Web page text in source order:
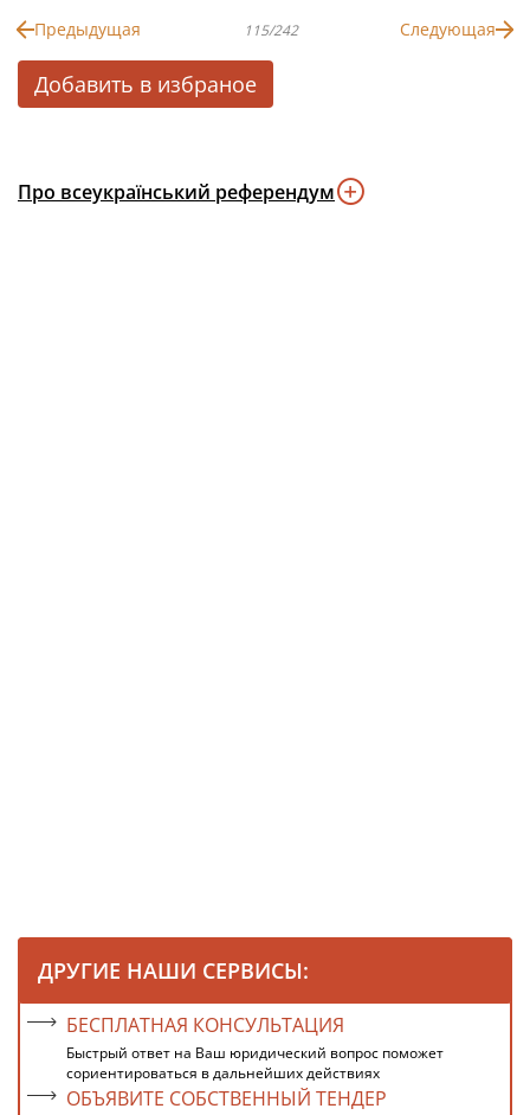
Предыдущая 115/242 Следующая
Добавить в избраное
Про всеукраїнський референдум
ДРУГИЕ НАШИ СЕРВИСЫ:
БЕСПЛАТНАЯ КОНСУЛЬТАЦИЯ
Быстрый ответ на Ваш юридический вопрос поможет
сориентироваться в дальнейших действиях
ОБЪЯВИТЕ СОБСТВЕННЫЙ ТЕНДЕР